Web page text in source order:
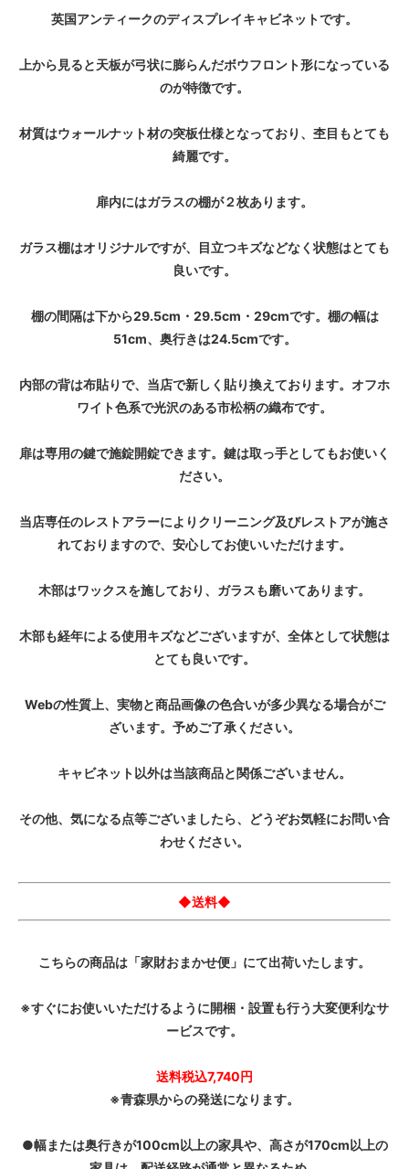
英国アンティークのディスプレイキャビネットです。
上から見ると天板が弓状に膨らんだボウフロント形になっている
のが特徴です。
材質はウォールナット材の突板仕様となっており、杢目もとても
綺麗です。
扉内にはガラスの棚が２枚あります。
ガラス棚はオリジナルですが、目立つキズなどなく状態はとても
良いです。
棚の間隔は下から29.5cm・29.5cm・29cmです。棚の幅は
51cm、奥行きは24.5cmです。
内部の背は布貼りで、当店で新しく貼り換えております。オフホ
ワイト色系で光沢のある市松柄の織布です。
扉は専用の鍵で施錠開錠できます。鍵は取っ手としてもお使いく
ださい。
当店専任のレストアラーによりクリーニング及びレストアが施さ
れておりますので、安心してお使いいただけます。
木部はワックスを施しており、ガラスも磨いてあります。
木部も経年による使用キズなどございますが、全体として状態は
とても良いです。
Webの性質上、実物と商品画像の色合いが多少異なる場合がご
ざいます。予めご了承ください。
キャビネット以外は当該商品と関係ございません。
その他、気になる点等ございましたら、どうぞお気軽にお問い合
わせください。
◆送料◆
こちらの商品は「家財おまかせ便」にて出荷いたします。
※すぐにお使いいただけるように開梱・設置も行う大変便利なサ
ービスです。
送料税込7,740円
※青森県からの発送になります。
●幅または奥行きが100cm以上の家具や、高さが170cm以上の